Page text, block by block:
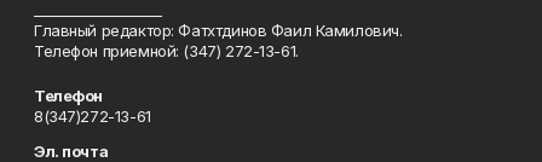
Главный редактор: Фатхтдинов Фаил Камилович.
Телефон приемной: (347) 272-13-61.
Телефон
8(347)272-13-61
Эл. почта